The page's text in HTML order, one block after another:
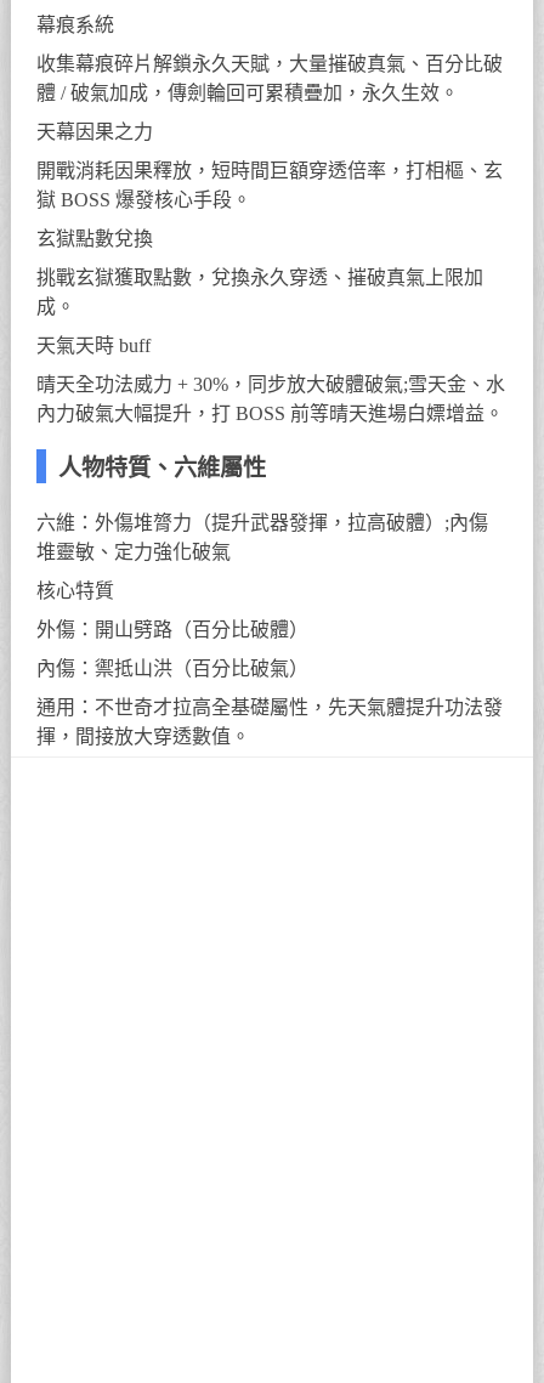
幕痕系統
收集幕痕碎片解鎖永久天賦，大量摧破真氣、百分比破
體 / 破氣加成，傳劍輪回可累積疊加，永久生效。
天幕因果之力
開戰消耗因果釋放，短時間巨額穿透倍率，打相樞、玄
獄 BOSS 爆發核心手段。
玄獄點數兌換
挑戰玄獄獲取點數，兌換永久穿透、摧破真氣上限加
成。
天氣天時 buff
晴天全功法威力 + 30%，同步放大破體破氣;雪天金、水
內力破氣大幅提升，打 BOSS 前等晴天進場白嫖增益。
人物特質、六維屬性
六維：外傷堆膂力（提升武器發揮，拉高破體）;內傷
堆靈敏、定力強化破氣
核心特質
外傷：開山劈路（百分比破體）
內傷：禦抵山洪（百分比破氣）
通用：不世奇才拉高全基礎屬性，先天氣體提升功法發
揮，間接放大穿透數值。